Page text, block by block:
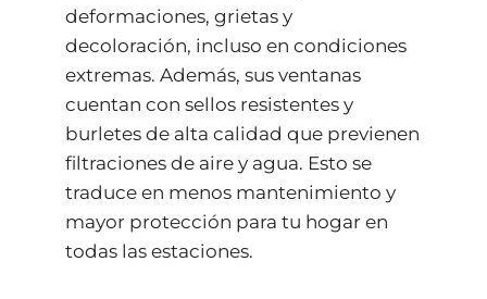
deformaciones, grietas y
decoloración, incluso en condiciones
extremas. Además, sus ventanas
cuentan con sellos resistentes y
burletes de alta calidad que previenen
filtraciones de aire y agua. Esto se
traduce en menos mantenimiento y
mayor protección para tu hogar en
todas las estaciones.